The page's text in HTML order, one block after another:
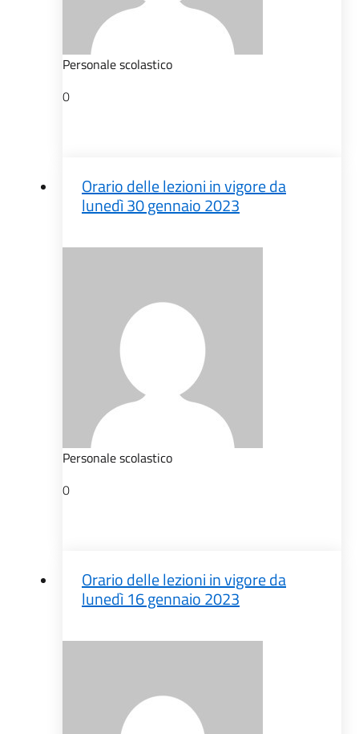
Personale scolastico
0
Orario delle lezioni in vigore da
lunedì 30 gennaio 2023
Personale scolastico
0
Orario delle lezioni in vigore da
lunedì 16 gennaio 2023